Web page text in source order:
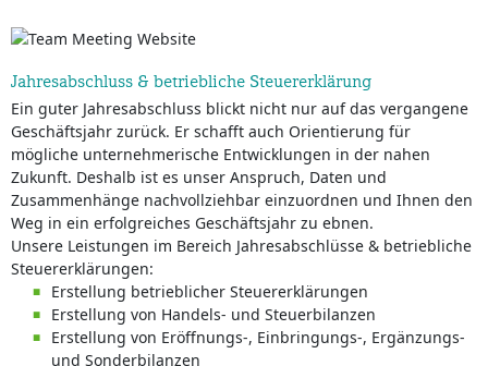
Jahresabschluss & betriebliche Steuererklärung
Ein guter Jahresabschluss blickt nicht nur auf das vergangene
Geschäftsjahr zurück. Er schafft auch Orientierung für
mögliche unternehmerische Entwicklungen in der nahen
Zukunft. Deshalb ist es unser Anspruch, Daten und
Zusammenhänge nachvollziehbar einzuordnen und Ihnen den
Weg in ein erfolgreiches Geschäftsjahr zu ebnen.
Unsere Leistungen im Bereich Jahresabschlüsse & betriebliche
Steuererklärungen:
Erstellung betrieblicher Steuererklärungen
Erstellung von Handels- und Steuerbilanzen
Erstellung von Eröffnungs-, Einbringungs-, Ergänzungs-
und Sonderbilanzen